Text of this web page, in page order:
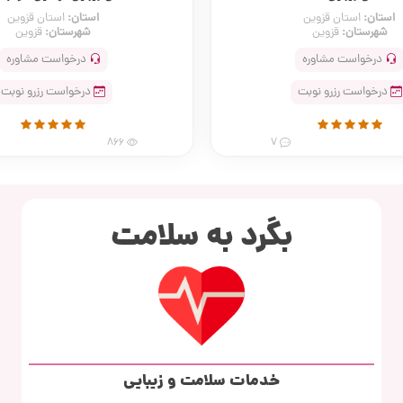
استان: استان قزوین
شهرستان:قزوین
درخواست مشاوره
درخواست رزرو نوبت
7
استان:استان قزوین
شهرستان: قزوین
درخواست مشاوره
درخواست رزرو نوبت
866
بگرد به سلامت
خدمات سلامت و زیبایی